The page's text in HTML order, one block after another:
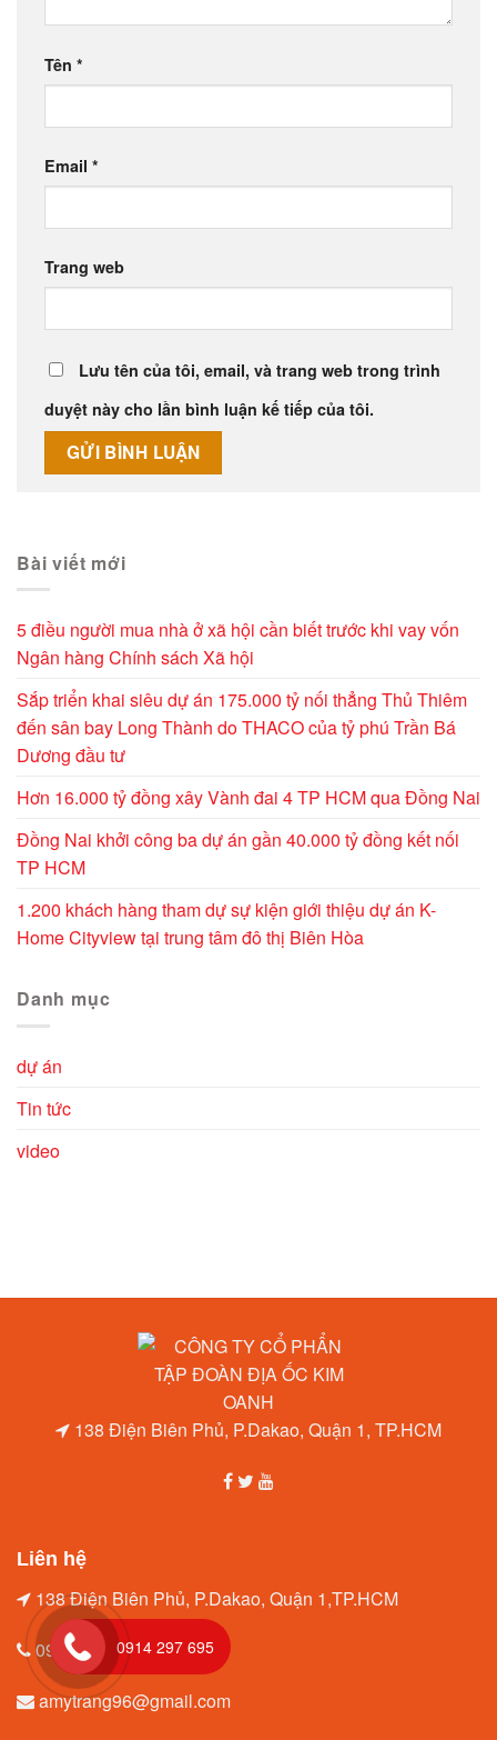
Tên *
Email *
Trang web
Lưu tên của tôi, email, và trang web trong trình
duyệt này cho lần bình luận kế tiếp của tôi.
Bài viết mới
5 điều người mua nhà ở xã hội cần biết trước khi vay vốn
Ngân hàng Chính sách Xã hội
Sắp triển khai siêu dự án 175.000 tỷ nối thẳng Thủ Thiêm
đến sân bay Long Thành do THACO của tỷ phú Trần Bá
Dương đầu tư
Hơn 16.000 tỷ đồng xây Vành đai 4 TP HCM qua Đồng Nai
Đồng Nai khởi công ba dự án gần 40.000 tỷ đồng kết nối
TP HCM
1.200 khách hàng tham dự sự kiện giới thiệu dự án K-
Home Cityview tại trung tâm đô thị Biên Hòa
Danh mục
dự án
Tin tức
video
138 Điện Biên Phủ, P.Dakao, Quận 1, TP.HCM
Liên hệ
138 Điện Biên Phủ, P.Dakao, Quận 1,TP.HCM
0914.297.695
amytrang96@gmail.com
0914 297 695